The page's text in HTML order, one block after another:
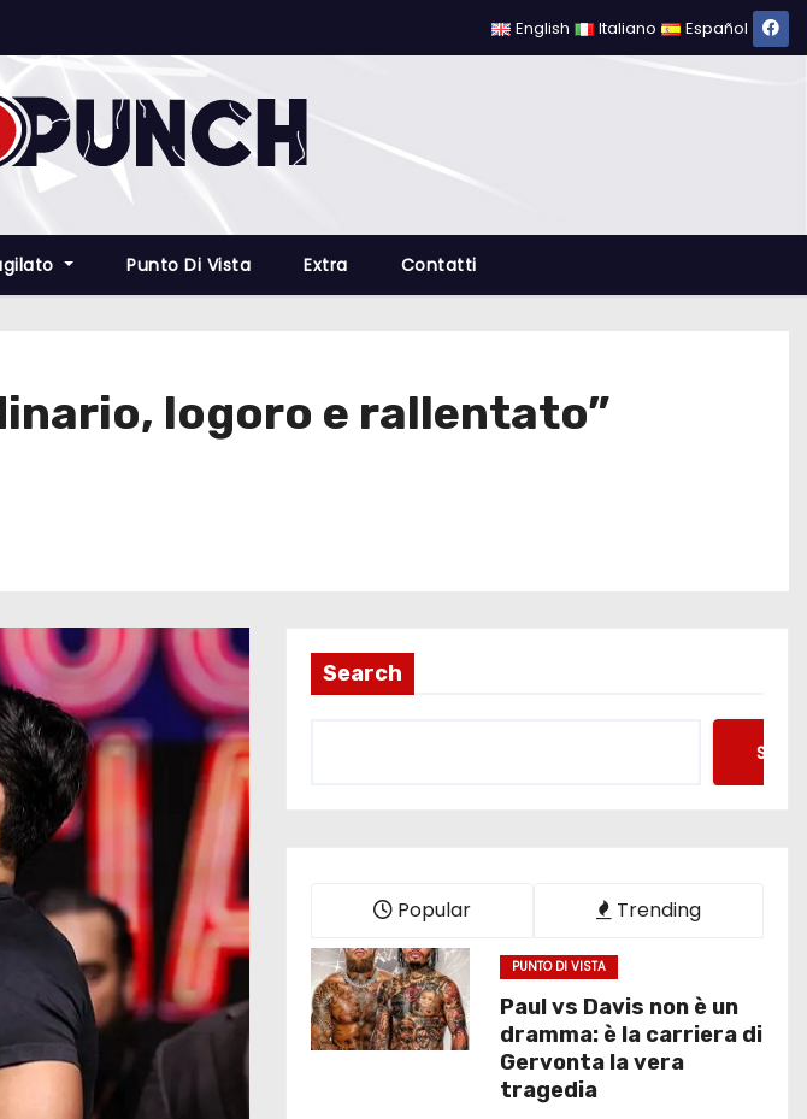
English Italiano Español
Punto Di Vista Extra Contatti
logoro e rallentato”
Search
Popular Trending
PUNTO DI VISTA
Paul vs Davis non è un
dramma: è la carriera di
Gervonta la vera
tragedia